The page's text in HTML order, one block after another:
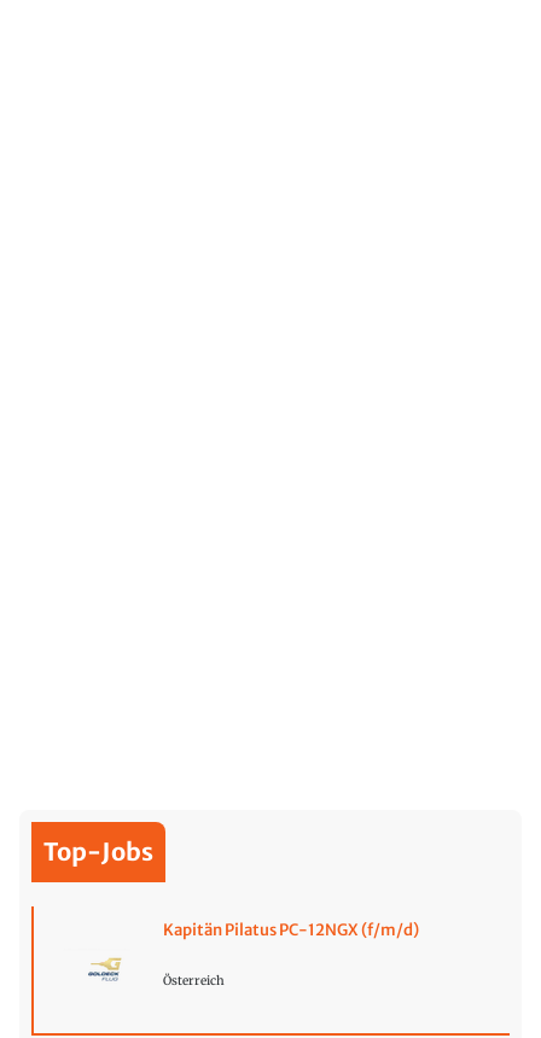
Top-Jobs
Kapitän Pilatus PC-12NGX (f/m/d)
Österreich